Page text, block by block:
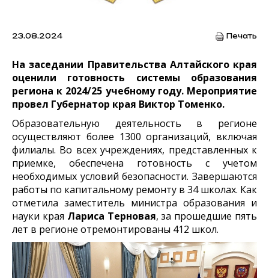
23.08.2024 Печать
На заседании Правительства Алтайского края
оценили готовность системы образования
региона к 2024/25 учебному году. Мероприятие
провел Губернатор края Виктор Томенко.
Образовательную деятельность в регионе
осуществляют более 1300 организаций, включая
филиалы. Во всех учреждениях, представленных к
приемке, обеспечена готовность с учетом
необходимых условий безопасности. Завершаются
работы по капитальному ремонту в 34 школах. Как
отметила заместитель министра образования и
науки края Лариса Терновая, за прошедшие пять
лет в регионе отремонтированы 412 школ.